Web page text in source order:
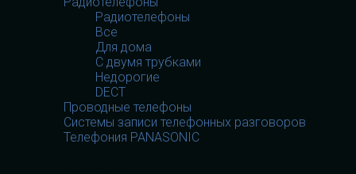
Радиотелефоны
Все
Для дома
С двумя трубками
Недорогие
DECT
Проводные телефоны
Системы записи телефонных разговоров
Телефония PANASONIC